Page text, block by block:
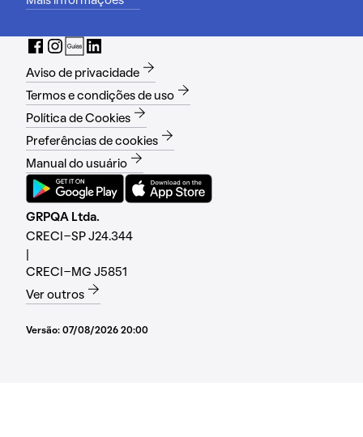
Aviso de privacidade
Termos e condições de uso
Política de Cookies
Preferências de cookies
Manual do usuário
GRPQA Ltda.
CRECI-SP J24.344
CRECI-MG J5851
Ver outros
Versão: 07/08/2026 20:00